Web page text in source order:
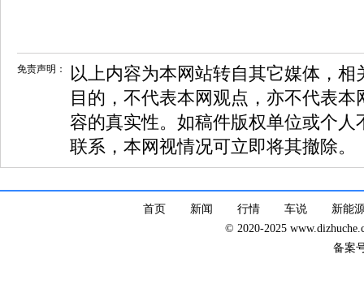
免责声明：
以上内容为本网站转自其它媒体，
目的，不代表本网观点，亦不代表
容的真实性。如稿件版权单位或个
联系，本网视情况可立即将其撤除。
首页 新闻 行情 车说
新能
© 2020-2025
备案